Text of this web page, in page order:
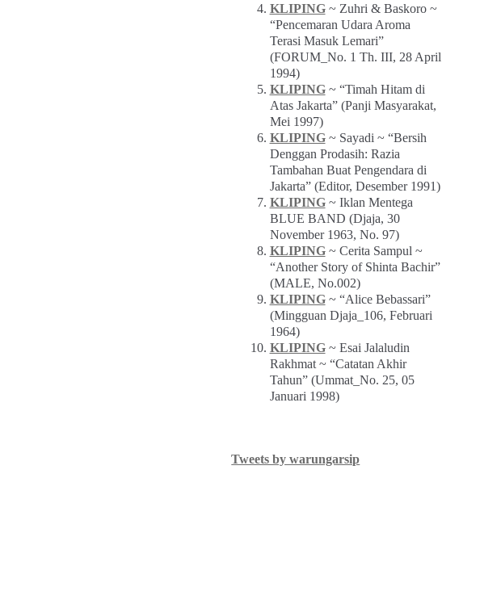
KLIPING~ Zuhri & Baskoro ~
“Pencemaran Udara Aroma
Terasi Masuk Lemari”
(FORUM_No. 1 Th. III, 28 April
1994)
KLIPING~ “Timah Hitam di
Atas Jakarta” (Panji Masyarakat,
Mei 1997)
KLIPING~ Sayadi ~ “Bersih
Denggan Prodasih: Razia
Tambahan Buat Pengendara di
Jakarta” (Editor, Desember 1991)
KLIPING~ Iklan Mentega
BLUE BAND (Djaja, 30
November 1963, No. 97)
KLIPING~ Cerita Sampul ~
“Another Story of Shinta Bachir”
(MALE, No.002)
KLIPING~ “Alice Bebassari”
(Mingguan Djaja_106, Februari
1964)
KLIPING~ Esai Jalaludin
Rakhmat ~ “Catatan Akhir
Tahun” (Ummat_No. 25, 05
Januari 1998)
Tweets by warungarsip